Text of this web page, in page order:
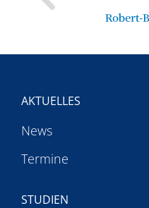
AKTUELLES
News
Termine
STUDIEN